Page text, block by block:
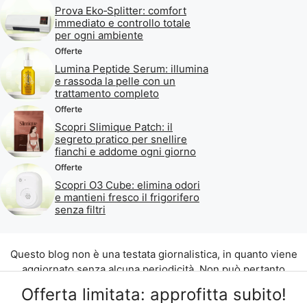
Offerta limitata: approfitta subito!
Prova Eko‑Splitter: comfort
immediato e controllo totale
per ogni ambiente
Offerte
Lumina Peptide Serum: illumina
e rassoda la pelle con un
trattamento completo
Offerte
Scopri Slimique Patch: il
segreto pratico per snellire
fianchi e addome ogni giorno
Offerte
Scopri O3 Cube: elimina odori
e mantieni fresco il frigorifero
senza filtri
Questo blog non è una testata giornalistica, in quanto viene
aggiornato senza alcuna periodicità. Non può pertanto
considerarsi un prodotto editoriale ai sensi della legge n. 62
del 07.03.2001.